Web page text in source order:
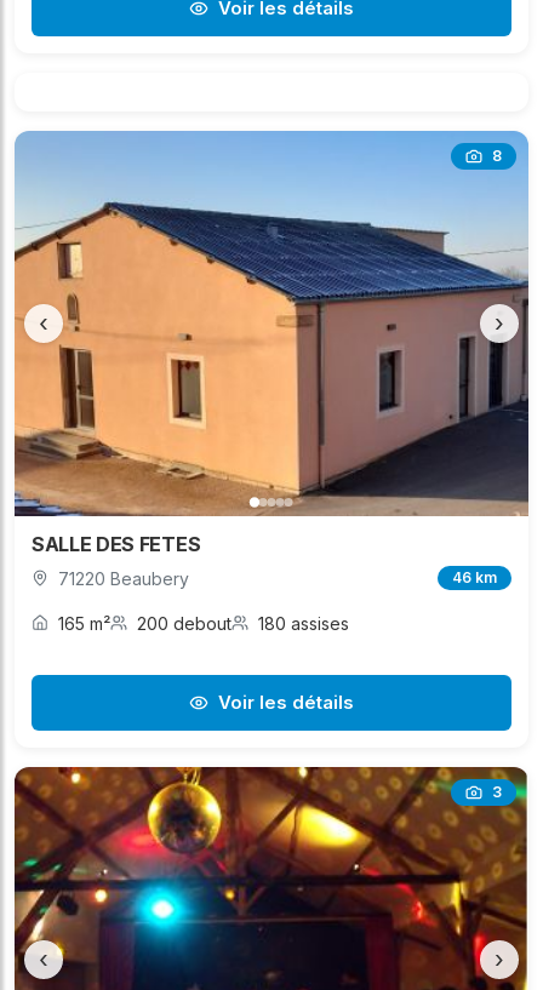
Voir les détails
8
‹ ›
SALLE DES FETES
71220 Beaubery 46 km
165 m² 200 debout 180 assises
Voir les détails
3
‹ ›